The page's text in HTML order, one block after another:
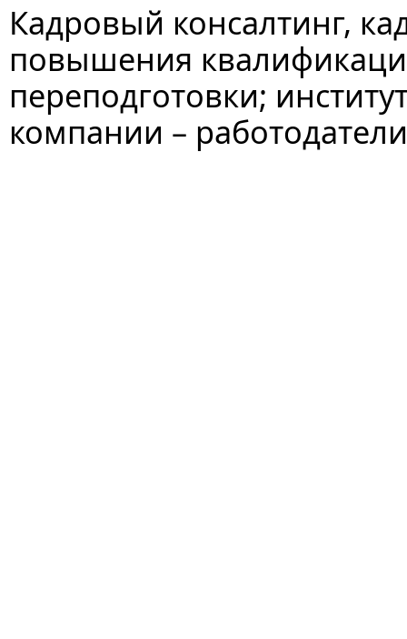
Кадровый консалтинг,
повышения
переподготовки;
компании –